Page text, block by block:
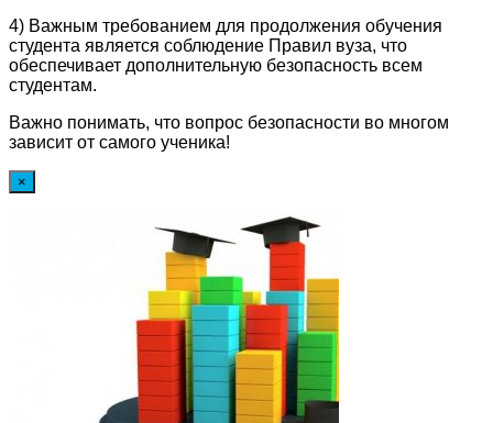
4) Важным требованием для продолжения обучения
студента является соблюдение Правил вуза, что
обеспечивает дополнительную безопасность всем
студентам.
Важно понимать, что вопрос безопасности во многом
зависит от самого ученика!
×